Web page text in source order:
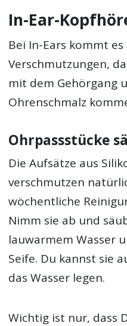
In-Ear-
Bei In-Ears kommt
Verschmutzungen,
mit dem Gehörgang
Ohrenschmalz
Ohrpassstücke
Die Aufsätze aus
verschmutzen
wöchentliche
Nimm sie ab und
lauwarmem Wasser
Seife. Du kannst sie
das Wasser legen.
Wichtig ist nur, dass